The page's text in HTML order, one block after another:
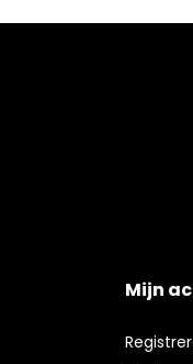
Mijn